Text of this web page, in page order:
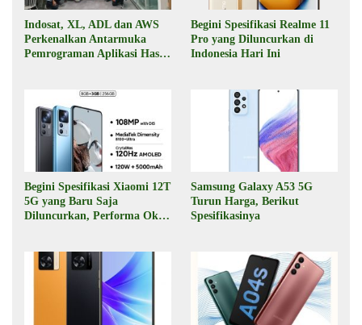
Indosat, XL, ADL dan AWS
Perkenalkan Antarmuka
Pemrograman Aplikasi Hasil
Begini Spesifikasi Realme 11
Pro yang Diluncurkan di
Indonesia Hari Ini
Begini Spesifikasi Xiaomi 12T
5G yang Baru Saja
Diluncurkan, Performa Oke,
Samsung Galaxy A53 5G
Turun Harga, Berikut
Spesifikasinya